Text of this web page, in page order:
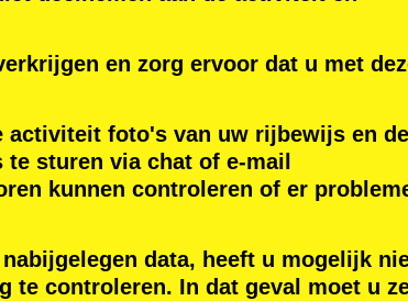
en zorg ervoor dat u met
activiteit foto's van uw rijbewijs en de
sturen via chat of e-mail
kunnen controleren of er
data, heeft u mogelijk
te controleren. In dat geval moet u